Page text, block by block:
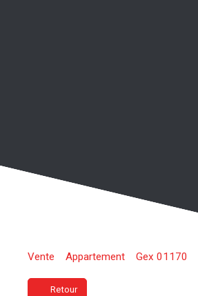
Vente Appartement Gex 01170
Retour